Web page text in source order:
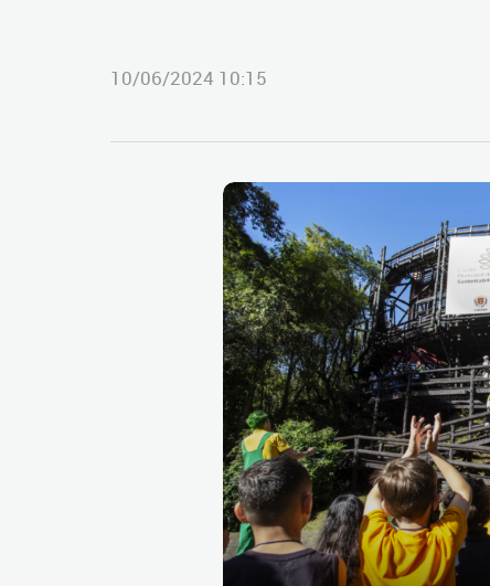
10/06/2024 10:15